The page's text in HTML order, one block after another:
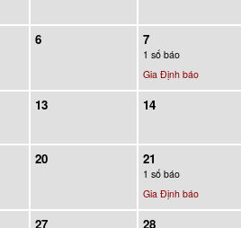
6 7
1 số báo
Gia Định báo
13 14
20 21
1 số báo
Gia Định báo
27 28